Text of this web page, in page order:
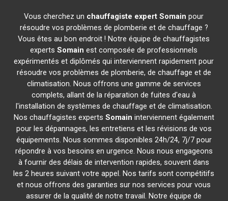
Vous cherchez un chauffagiste expert Somain pour
résoudre vos problèmes de plomberie et de chauffage ?
Vous êtes au bon endroit ! Notre équipe de chauffagistes
expertsSomain est composée de professionnels
expérimentés et diplômés qui interviennent rapidement pour
résoudre vos problèmes de plomberie, de chauffage et de
climatisation. Nous offrons une gamme de services
complets, allant de la réparation de fuites d'eau à
l'installation de systèmes de chauffage et de climatisation.
Nos chauffagistes experts Somain interviennent également
pour les dépannages, les entretiens et les révisions de vos
équipements. Nous sommes disponibles 24h/24, 7j/7 pour
répondre à vos besoins en urgence. Nous nous engageons
à fournir des délais de intervention rapides, souvent dans
les 2 heures suivant votre appel. Nos tarifs sont compétitifs
et nous offrons des garanties sur nos services pour vous
assurer de la qualité de notre travail. Notre équipe de